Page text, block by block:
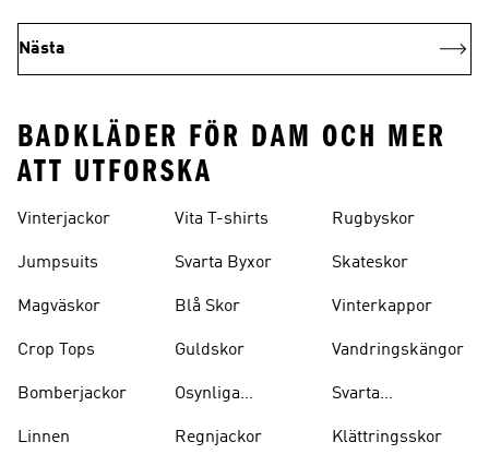
Nästa
BADKLÄDER FÖR DAM OCH MER
ATT UTFORSKA
Vinterjackor
Jumpsuits
Magväskor
Crop Tops
Bomberjackor
Linnen
Vita T-shirts
Svarta Byxor
Blå Skor
Guldskor
Osynliga
Regnjackor
Rugbyskor
Skateskor
Vinterkappor
Vandringskängor
Svarta
Klättringsskor